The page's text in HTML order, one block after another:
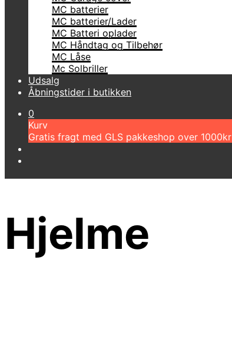
MC batterier
MC batterier/Lader
MC Batteri oplader
MC Håndtag og Tilbehør
MC Låse
Mc Solbriller
Udsalg
Åbningstider i butikken
0
Kurv
Gratis fragt med GLS pakkeshop over 1000kr
Hjelme